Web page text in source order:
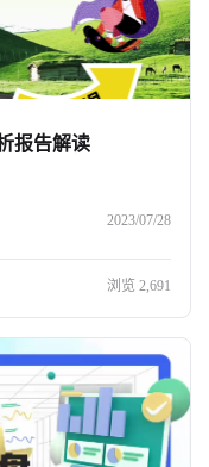
报告解读
2023/07/28
浏览 2,691